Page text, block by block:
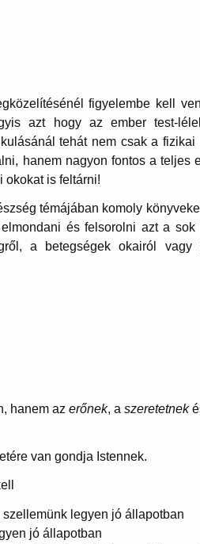
figyelembe kell
azt hogy az ember test-
tehát nem csak a fizikai
hanem nagyon fontos a teljes
okokat is feltárni!
témájában komoly
és felsorolni azt a sok
a betegségek okairól vagy
hanem azerőnek, aszeretetnek
van gondja Istennek.
legyen jó állapotban
jó állapotban